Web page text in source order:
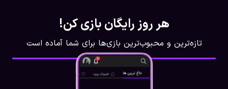
هر روز رایگان بازی کن!
تازه‌ترین و محبوب‌ترین بازی‌ها برای شما آماده است